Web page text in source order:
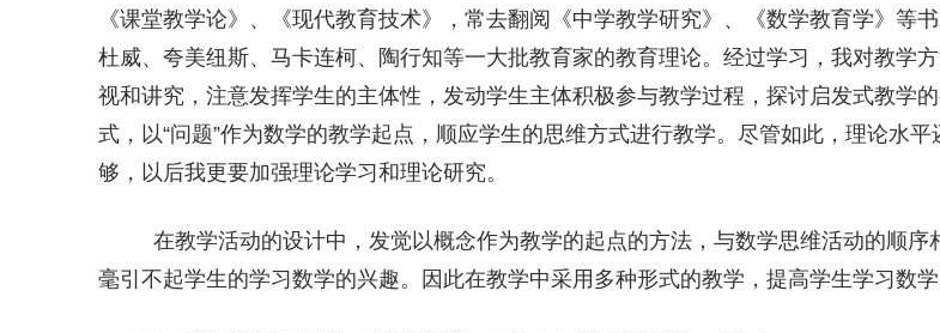
《课堂教学论》、《现代教育技术》，常去翻阅《中学教学研究》、《数学教育学》等
杜威、夸美纽斯、马卡连柯、陶行知等一大批教育家的教育理论。经过学习，我对教学
视和讲究，注意发挥学生的主体性，发动学生主体积极参与教学过程，探讨启发式教学
式，以“问题”作为数学的教学起点，顺应学生的思维方式进行教学。尽管如此，理论水平
够，以后我更要加强理论学习和理论研究。
在教学活动的设计中，发觉以概念作为教学的起点的方法，与数学思维活动的顺序
毫引不起学生的学习数学的兴趣。因此在教学中采用多种形式的教学，提高学生学习数学